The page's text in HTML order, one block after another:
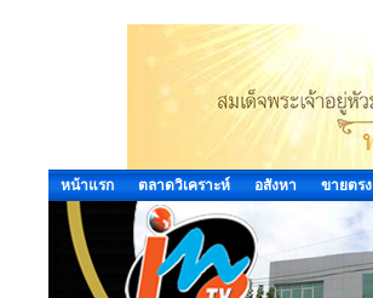
หน้าแรก ตลาดวิเคราะห์ อสังหา ขายตรง